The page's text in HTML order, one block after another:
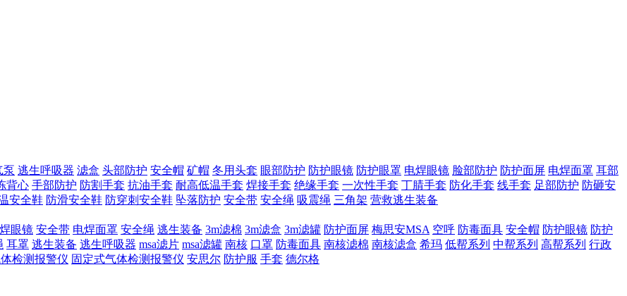
泵 逃生呼吸器 滤盒 头部防护 安全帽 矿帽 冬用头套 眼部防护 防护眼镜 防护眼罩 电焊眼镜 脸部防护 防护面屏 电焊面罩 耳部
背心 手部防护 防割手套 抗油手套 耐高低温手套 焊接手套 绝缘手套 一次性手套 丁腈手套 防化手套 线手套 足部防护 防砸安
安全鞋 防滑安全鞋 防穿刺安全鞋 坠落防护 安全带 安全绳 吸震绳 三角架 营救逃生装备
眼镜 安全带 电焊面罩 安全绳 逃生装备 3m滤棉 3m滤盒 3m滤罐 防护面屏 梅思安MSA 空呼 防毒面具 安全帽 防护眼镜 防护
耳罩 逃生装备 逃生呼吸器 msa滤片 msa滤罐 南核 口罩 防毒面具 南核滤棉 南核滤盒 希玛 低帮系列 中帮系列 高帮系列 行政
检测报警仪 固定式气体检测报警仪 安思尔 防护服 手套 德尔格